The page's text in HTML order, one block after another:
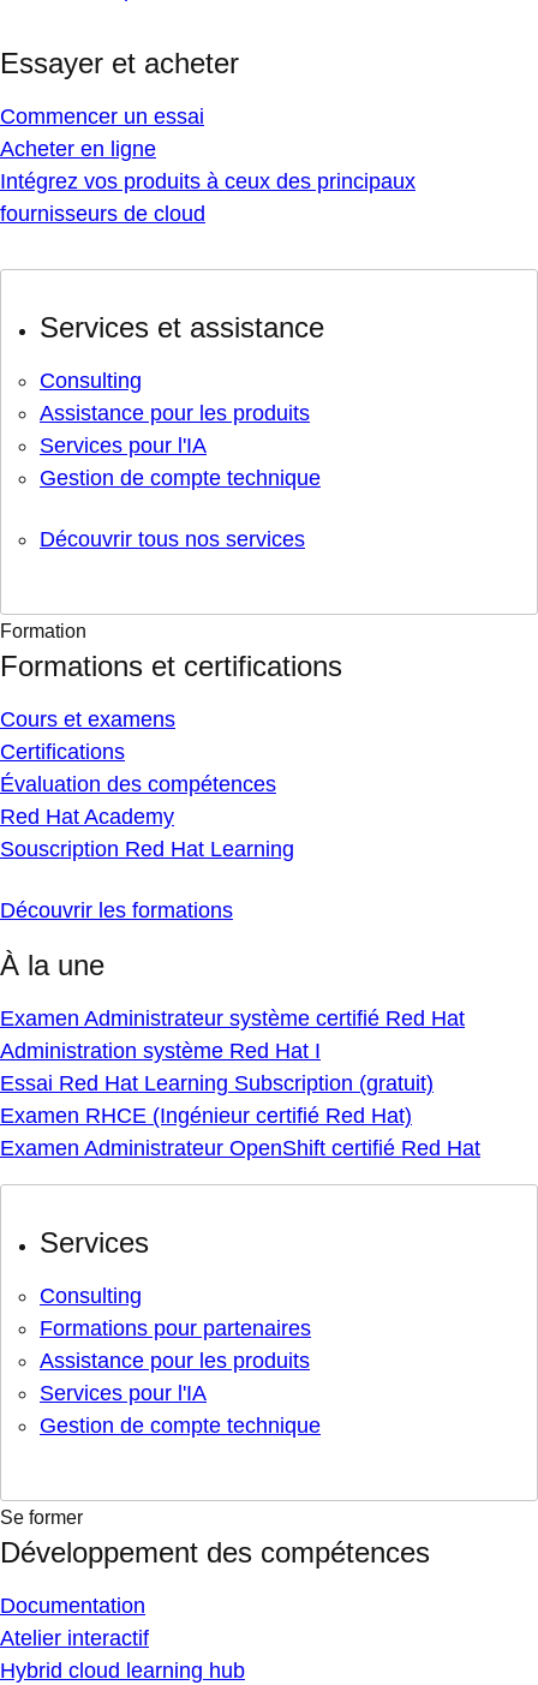
Essayer et acheter
Commencer un essai
Acheter en ligne
Intégrez vos produits à ceux des principaux
fournisseurs de cloud
Services et assistance
Consulting
Assistance pour les produits
Services pour l'IA
Gestion de compte technique
Découvrir tous nos services
Formation
Formations et certifications
Cours et examens
Certifications
Évaluation des compétences
Red Hat Academy
Souscription Red Hat Learning
Découvrir les formations
À la une
Examen Administrateur système certifié Red Hat
Administration système Red Hat I
Essai Red Hat Learning Subscription (gratuit)
Examen RHCE (Ingénieur certifié Red Hat)
Examen Administrateur OpenShift certifié Red Hat
Services
Consulting
Formations pour partenaires
Assistance pour les produits
Services pour l'IA
Gestion de compte technique
Se former
Développement des compétences
Documentation
Atelier interactif
Hybrid cloud learning hub